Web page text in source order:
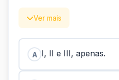
Ver mais
A I, II e III, apenas.